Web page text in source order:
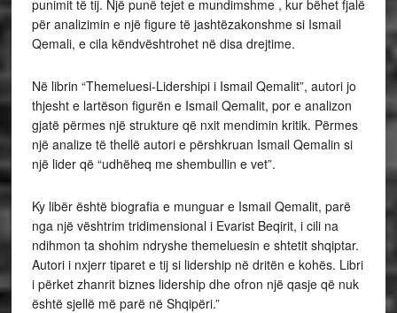
punimit të tij. Një punë tejet e mundimshme , kur bëhet fjalë
për analizimin e një figure të jashtëzakonshme si Ismail
Qemali, e cila këndvështrohet në disa drejtime.
Në librin “Themeluesi-Lidershipi i Ismail Qemalit”, autori jo
thjesht e lartëson figurën e Ismail Qemalit, por e analizon
gjatë përmes një strukture që nxit mendimin kritik. Përmes
një analize të thellë autori e përshkruan Ismail Qemalin si
një lider që “udhëheq me shembullin e vet”.
Ky libër është biografia e munguar e Ismail Qemalit, parë
nga një vështrim tridimensional i Evarist Beqirit, i cili na
ndihmon ta shohim ndryshe themeluesin e shtetit shqiptar.
Autori i nxjerr tiparet e tij si lidership në dritën e kohës. Libri
i përket zhanrit biznes lidership dhe ofron një qasje që nuk
është sjellë më parë në Shqipëri.”